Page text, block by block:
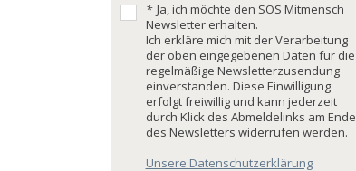
* Ja, ich möchte den SOS Mitmensch
Newsletter erhalten.
Ich erkläre mich mit der Verarbeitung
der oben eingegebenen Daten für die
regelmäßige Newsletterzusendung
einverstanden. Diese Einwilligung
erfolgt freiwillig und kann jederzeit
durch Klick des Abmeldelinks am Ende
des Newsletters widerrufen werden.
Unsere Datenschutzerklärung